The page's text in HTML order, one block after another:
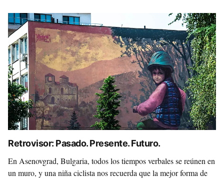
Retrovisor: Pasado. Presente. Futuro.
En Asenovgrad, Bulgaria, todos los tiempos verbales se reúnen en
un muro, y una niña ciclista nos recuerda que la mejor forma de